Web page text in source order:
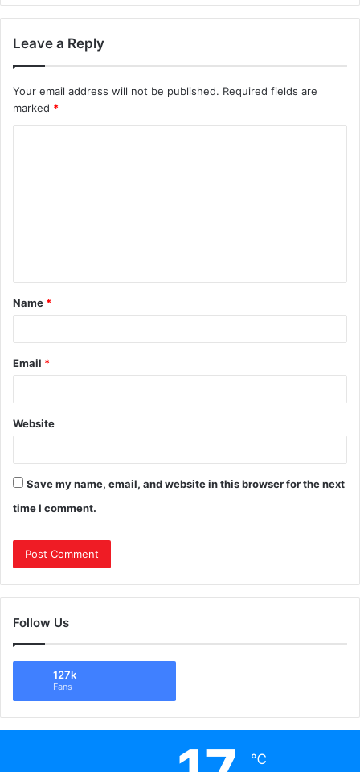
Leave a Reply
Your email address will not be published. Required fields are
marked *
Name *
Email *
Website
Save my name, email, and website in this browser for the next
time I comment.
Follow Us
127k
Fans
℃